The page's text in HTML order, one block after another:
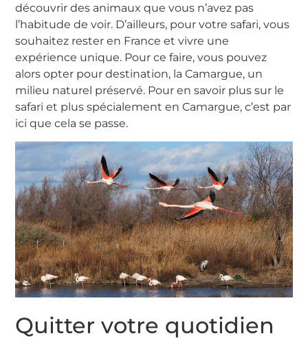
découvrir des animaux que vous n’avez pas
l’habitude de voir. D’ailleurs, pour votre safari, vous
souhaitez rester en France et vivre une
expérience unique. Pour ce faire, vous pouvez
alors opter pour destination, la Camargue, un
milieu naturel préservé. Pour en savoir plus sur le
safari et plus spécialement en Camargue, c’est par
ici que cela se passe.
Quitter votre quotidien